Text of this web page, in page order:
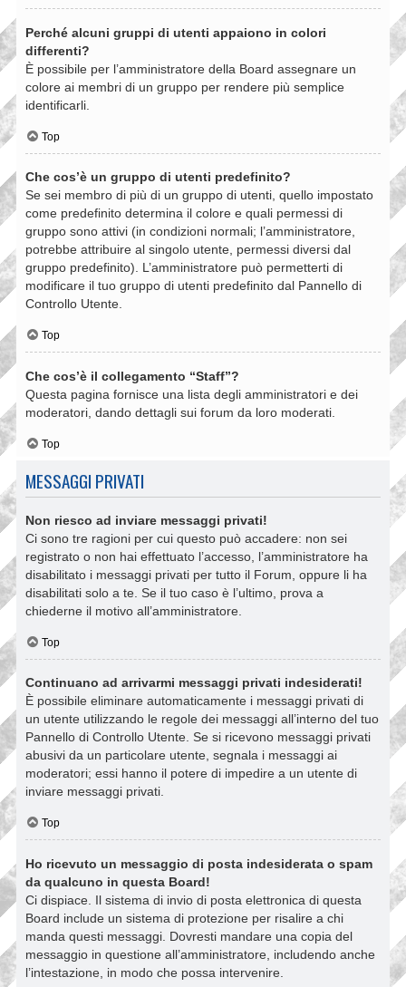
Perché alcuni gruppi di utenti appaiono in colori
differenti?
È possibile per l’amministratore della Board assegnare un
colore ai membri di un gruppo per rendere più semplice
identificarli.
Top
Che cos’è un gruppo di utenti predefinito?
Se sei membro di più di un gruppo di utenti, quello impostato
come predefinito determina il colore e quali permessi di
gruppo sono attivi (in condizioni normali; l’amministratore,
potrebbe attribuire al singolo utente, permessi diversi dal
gruppo predefinito). L’amministratore può permetterti di
modificare il tuo gruppo di utenti predefinito dal Pannello di
Controllo Utente.
Top
Che cos’è il collegamento “Staff”?
Questa pagina fornisce una lista degli amministratori e dei
moderatori, dando dettagli sui forum da loro moderati.
Top
MESSAGGI PRIVATI
Non riesco ad inviare messaggi privati!
Ci sono tre ragioni per cui questo può accadere: non sei
registrato o non hai effettuato l’accesso, l’amministratore ha
disabilitato i messaggi privati per tutto il Forum, oppure li ha
disabilitati solo a te. Se il tuo caso è l’ultimo, prova a
chiederne il motivo all’amministratore.
Top
Continuano ad arrivarmi messaggi privati indesiderati!
È possibile eliminare automaticamente i messaggi privati ​​di
un utente utilizzando le regole dei messaggi all’interno del tuo
Pannello di Controllo Utente. Se si ricevono messaggi privati ​​
abusivi da un particolare utente, segnala i messaggi ai
moderatori; essi hanno il potere di impedire a un utente di
inviare messaggi privati​​.
Top
Ho ricevuto un messaggio di posta indesiderata o spam
da qualcuno in questa Board!
Ci dispiace. Il sistema di invio di posta elettronica di questa
Board include un sistema di protezione per risalire a chi
manda questi messaggi. Dovresti mandare una copia del
messaggio in questione all’amministratore, includendo anche
l’intestazione, in modo che possa intervenire.